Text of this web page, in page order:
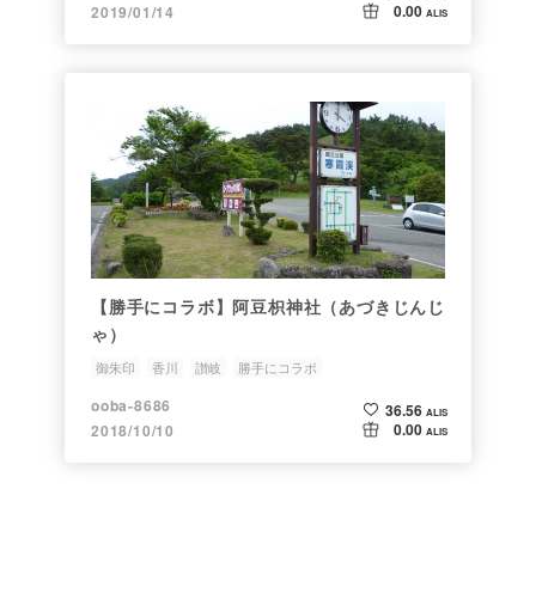
2019/01/14
0.00 ALIS
【勝手にコラボ】阿豆枳神社（あづきじんじ
ゃ）
御朱印 香川 讃岐
勝手にコラボ
国内秘境クラブ会員募集中！
ooba-8686
2018/10/10
36.56 ALIS
0.00 ALIS